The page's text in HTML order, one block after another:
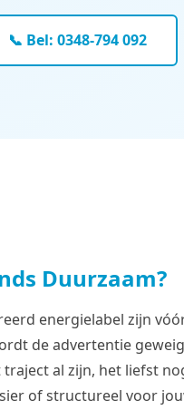
📞 Bel: 0348-794 092
Duurzaam?
energielabel zijn
de advertentie
al zijn, het liefst
of structureel voor